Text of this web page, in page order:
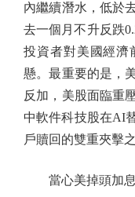
內繼續潛水，低於
去一個月不升反跌
投資者對美國經濟
懸。最重要的是，
反加，美股面臨重
中軟件科技股在AI
戶贖回的雙重夾擊
當心美掉頭加息